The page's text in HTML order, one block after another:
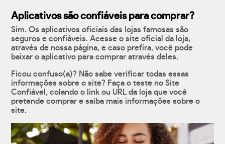
Aplicativos são confiáveis para comprar?
Sim. Os aplicativos oficiais das lojas famosas são
seguros e confiáveis. Acesse o site oficial da loja,
através de nossa página, e caso prefira, você pode
baixar o aplicativo para comprar através deles.
Ficou confuso(a)? Não sabe verificar todas essas
informações sobre o site? Faça o teste no Site
Confiável, colando o link ou URL da loja que você
pretende comprar e saiba mais informações sobre o
site.